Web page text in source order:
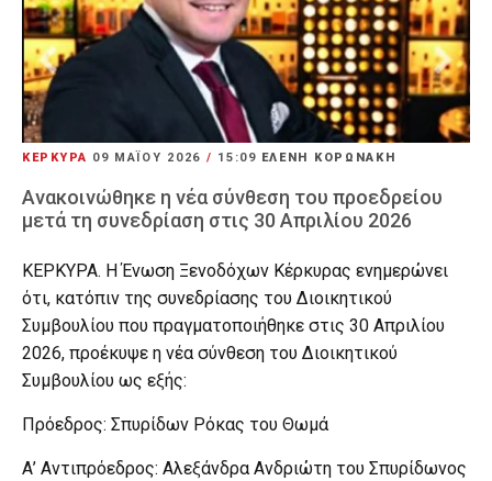
ΚΕΡΚΥΡΑ 09 ΜΑΪ́ΟΥ 2026 / 15:09 ΕΛΕΝΗ ΚΟΡΩΝΑΚΗ
Ανακοινώθηκε η νέα σύνθεση του προεδρείου
μετά τη συνεδρίαση στις 30 Απριλίου 2026
ΚΕΡΚΥΡΑ. Η Ένωση Ξενοδόχων Κέρκυρας ενημερώνει
ότι, κατόπιν της συνεδρίασης του Διοικητικού
Συμβουλίου που πραγματοποιήθηκε στις 30 Απριλίου
2026, προέκυψε η νέα σύνθεση του Διοικητικού
Συμβουλίου ως εξής:
Πρόεδρος: Σπυρίδων Ρόκας του Θωμά
Α’ Αντιπρόεδρος: Αλεξάνδρα Ανδριώτη του Σπυρίδωνος